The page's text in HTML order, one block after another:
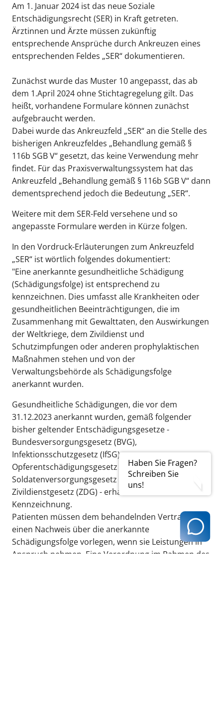
Haben Sie Fragen?
Schreiben Sie
uns!
Am 1. Januar 2024 ist das neue Soziale
Entschädigungsrecht (SER) in Kraft getreten.
Ärztinnen und Ärzte müssen zukünftig
entsprechende Ansprüche durch Ankreuzen eines
entsprechenden Feldes „SER“ dokumentieren.
Zunächst wurde das Muster 10 angepasst, das ab
dem 1.April 2024 ohne Stichtagregelung gilt. Das
heißt, vorhandene Formulare können zunächst
aufgebraucht werden.
Dabei wurde das Ankreuzfeld „SER“ an die Stelle des
bisherigen Ankreuzfeldes „Behandlung gemäß §
116b SGB V“ gesetzt, das keine Verwendung mehr
findet. Für das Praxisverwaltungssystem hat das
Ankreuzfeld „Behandlung gemäß § 116b SGB V“ dann
dementsprechend jedoch die Bedeutung „SER“.
Weitere mit dem SER-Feld versehene und so
angepasste Formulare werden in Kürze folgen.
In den Vordruck-Erläuterungen zum Ankreuzfeld
„SER“ ist wörtlich folgendes dokumentiert:
"Eine anerkannte gesundheitliche Schädigung
(Schädigungsfolge) ist entsprechend zu
kennzeichnen. Dies umfasst alle Krankheiten oder
gesundheitlichen Beeinträchtigungen, die im
Zusammenhang mit Gewalttaten, den Auswirkungen
der Weltkriege, dem Zivildienst und
Schutzimpfungen oder anderen prophylaktischen
Maßnahmen stehen und von der
Verwaltungsbehörde als Schädigungsfolge
anerkannt wurden.
Gesundheitliche Schädigungen, die vor dem
31.12.2023 anerkannt wurden, gemäß folgender
bisher geltender Entschädigungsgesetze -
Bundesversorgungsgesetz (BVG),
Infektionsschutzgesetz (IfSG),
Opferentschädigungsgesetz (OEG),
Soldatenversorgungsgesetz (SVG) sowie
Zivildienstgesetz (ZDG) - erhalten ebenfalls diese
Kennzeichnung.
Patienten müssen dem behandelnden Vertragsarzt
einen Nachweis über die anerkannte
Schädigungsfolge vorlegen, wenn sie Leistungen in
Anspruch nehmen. Eine Verordnung im Rahmen des